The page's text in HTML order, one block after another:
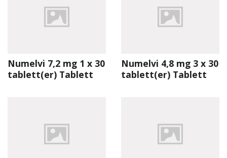
Numelvi 7,2 mg 1 x 30
tablett(er) Tablett
Numelvi 4,8 mg 3 x 30
tablett(er) Tablett